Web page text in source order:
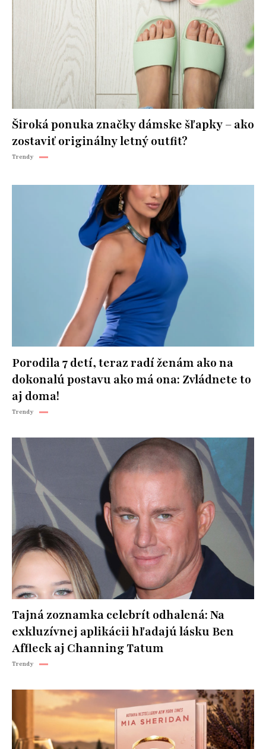
Široká ponuka značky dámske šľapky – ako
zostaviť originálny letný outfit?
Trendy
Porodila 7 detí, teraz radí ženám ako na
dokonalú postavu ako má ona: Zvládnete to
aj doma!
Trendy
Tajná zoznamka celebrít odhalená: Na
exkluzívnej aplikácii hľadajú lásku Ben
Affleck aj Channing Tatum
Trendy